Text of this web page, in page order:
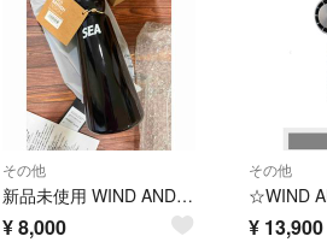
その他
新品未使用 WIND AND SEA LUND bottleSummer
¥8,000
その他
¥ 13,900